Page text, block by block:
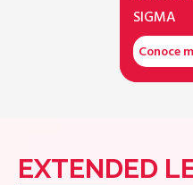
SIGMA
Conoce
EXTENDED